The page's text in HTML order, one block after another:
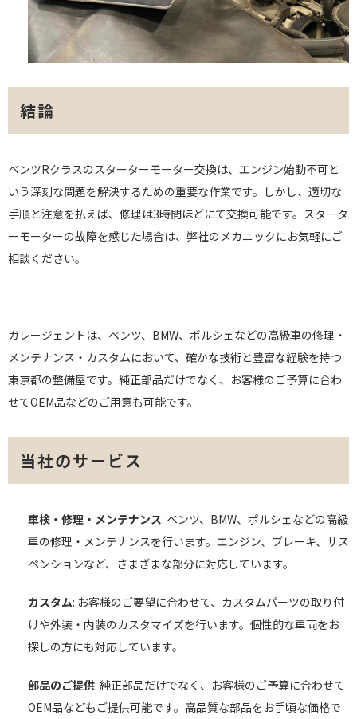
結論
ベンツRクラスのスターターモーター交換は、エンジン始動不可と
いう深刻な問題を解決するための重要な作業です。しかし、適切な
手順と注意を払えば、修理は3時間ほどにて交換可能です。スタータ
ーモーターの故障を感じた場合は、弊社のメカニックにお気軽にご
相談ください。
ガレージェントは、ベンツ、BMW、ポルシェなどの高級車の修理・
メンテナンス・カスタムにおいて、確かな技術と豊富な経験を持つ
東京都の整備屋です。純正部品だけでなく、お客様のご予算に合わ
せてOEM品などのご用意も可能です。
当社のサービス
車検・修理・メンテナンス: ベンツ、BMW、ポルシェなどの高級
車の修理・メンテナンスを行います。エンジン、ブレーキ、サス
ペンションなど、さまざまな部分に対応しています。
カスタム: お客様のご要望に合わせて、カスタムパーツの取り付
けや外装・内装のカスタマイズを行います。個性的な車両をお
探しの方にも対応しています。
部品のご提供: 純正部品だけでなく、お客様のご予算に合わせて
OEM品などもご提供可能です。高品質な部品をお手頃な価格で